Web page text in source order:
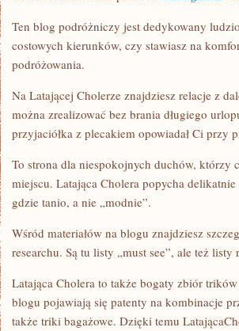
Ten blog podróżniczy jest dedykowany
costowych kierunków, czy stawiasz na
podróżowania.
Na Latającej Cholerze znajdziesz relacje z
można zrealizować bez brania długiego
przyjaciółka z plecakiem opowiadał Ci przy
To strona dla niespokojnych duchów, którzy
miejscu. Latająca Cholera popycha
gdzie tanio, a nie „modnie”.
Wśród materiałów na blogu znajdziesz
researchu. Są tu listy „must see”, ale też
Latająca Cholera to także bogaty zbiór
blogu pojawiają się patenty na kombinacje
także triki bagażowe. Dzięki temu